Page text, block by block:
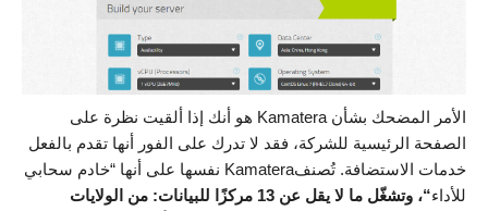
الأمر المضحك بشأن Kamatera هو أنك إذا ألقيت نظرة على
الصفحة الرئيسية للشركة، فقد لا تدرك على الفور أنها تقدم بالفعل
خدمات الاستضافة. تُصنفKamatera نفسها على أنها “خادم سحابي
للأداء
“، وتشغّل ما لا يقل عن 13 مركزًا للبيانات: من الولايات